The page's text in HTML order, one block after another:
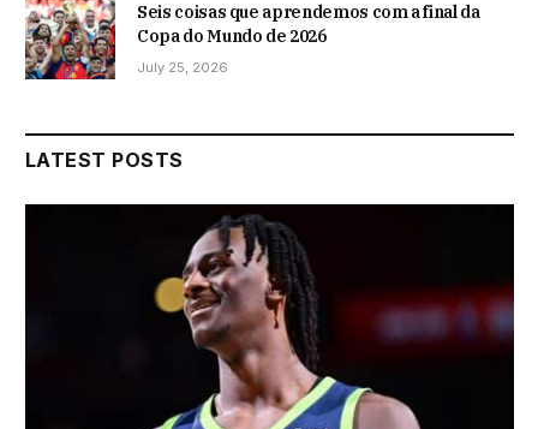
Seis coisas que aprendemos com a final da
Copa do Mundo de 2026
July 25, 2026
LATEST POSTS